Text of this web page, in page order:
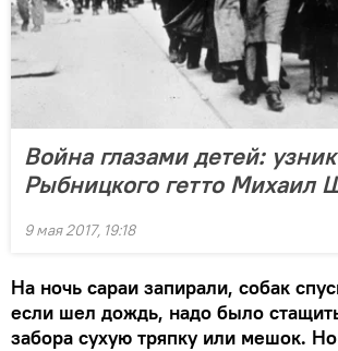
Война глазами детей: узник
Рыбницкого гетто Михаил
9 мая 2017, 19:18
На ночь сараи запирали, собак
если шел дождь, надо было
забора сухую тряпку или мешок.